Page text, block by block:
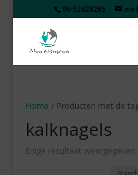
06-52428265
Home / Producten met de
kalknagels
Enige resultaat weergegeven